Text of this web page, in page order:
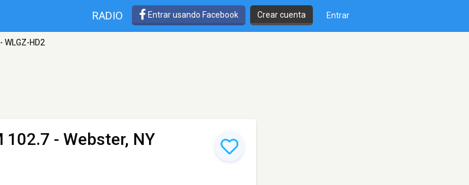
RADIO Entrar usando Facebook Crear cuenta Entrar
WLGZ-HD2
102.7 - Webster, NY